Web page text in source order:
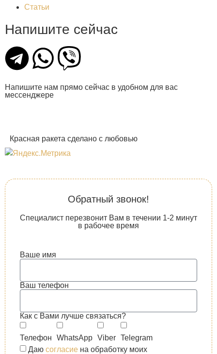
Статьи
Напишите сейчас
Напишите нам прямо сейчас в удобном для вас
мессенджере
Красная ракета сделано с любовью
Обратный звонок!
Специалист перезвонит Вам в течении 1-2 минут
в рабочее время
Ваше имя
Ваш телефон
Как с Вами лучше связаться?
Телефон WhatsApp Viber Telegram
Даю согласие на обработку моих